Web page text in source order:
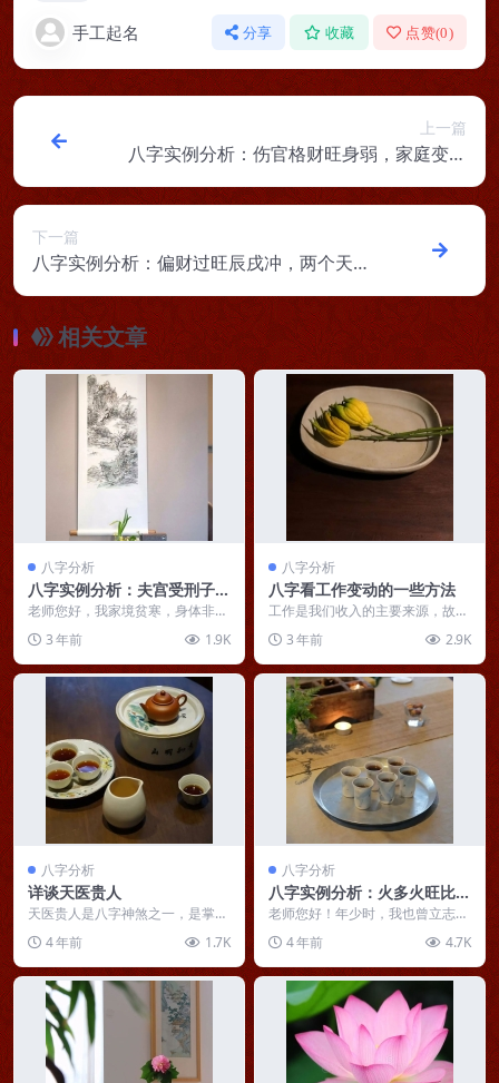
手工起名 分享 收藏 点赞(0)
上一篇
八字实例分析：伤官格财旺身弱，家庭变故
爱情撕心裂肺
下一篇
八字实例分析：偏财过旺辰戌冲，两个天罗
地网的女命
相关文章
八字分析
八字实例分析：夫宫受刑子女
星受损，婚姻不顺子女难生养
老师您好，我家境贫寒，身体非常
欢小孩，便一直在企业...
3 年前 1.9K
八字分析
八字看工作变动的一些方法
工作是我们收入的主要来源，故若
际上一个人的生辰八字...
3 年前 2.9K
八字分析
详谈天医贵人
天医贵人是八字神煞之一，是掌管
为喜用且得生旺，主一...
4 年前 1.7K
八字分析
八字实例分析：火多火旺比劫
争财的女命，夫唯不争而天下
莫能与之争
老师您好！年少时，我也曾立志要
白云苍狗，出了校门才...
4 年前 4.7K